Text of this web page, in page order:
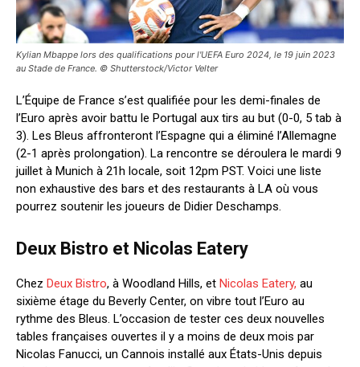
Kylian Mbappe lors des qualifications pour l'UEFA Euro 2024, le 19 juin 2023
au Stade de France. © Shutterstock/Victor Velter
L’Équipe de France s’est qualifiée pour les demi-finales de
l’Euro après avoir battu le Portugal aux tirs au but (0-0, 5 tab à
3). Les Bleus affronteront l’Espagne qui a éliminé l’Allemagne
(2-1 après prolongation). La rencontre se déroulera le mardi 9
juillet à Munich à 21h locale, soit 12pm PST. Voici une liste
non exhaustive des bars et des restaurants à LA où vous
pourrez soutenir les joueurs de Didier Deschamps.
Deux Bistro et Nicolas Eatery
Chez Deux Bistro, à Woodland Hills, et Nicolas Eatery, au
sixième étage du Beverly Center, on vibre tout l’Euro au
rythme des Bleus. L’occasion de tester ces deux nouvelles
tables françaises ouvertes il y a moins de deux mois par
Nicolas Fanucci, un Cannois installé aux États-Unis depuis